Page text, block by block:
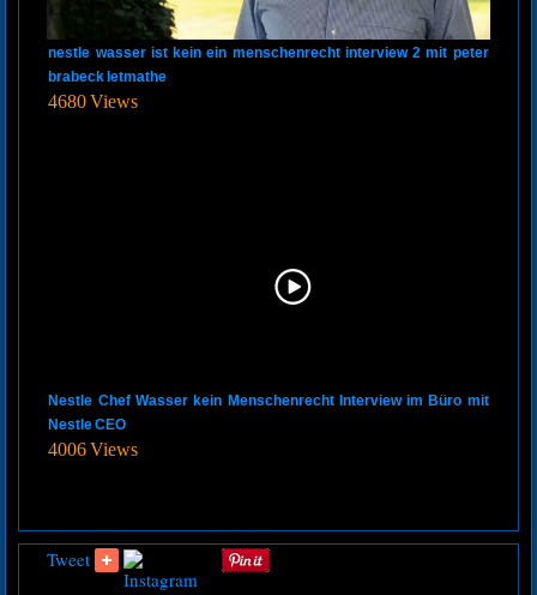
nestle wasser ist kein ein menschenrecht interview 2 mit peter
brabeck letmathe
4680 Views
Nestle Chef Wasser kein Menschenrecht Interview im Büro mit
Nestle CEO
4006 Views
Tweet